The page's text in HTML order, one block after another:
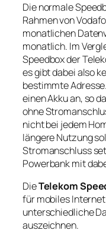
Die normale
Rahmen von
monatlichen
monatlich. Im
Speedbox der
es gibt dabei also
bestimmte
einen Akku an, so
ohne
nicht bei jedem
längere Nutzung
Stromanschluss
Powerbank mit
DieTelekom
für mobiles
unterschiedliche
auszeichnen.